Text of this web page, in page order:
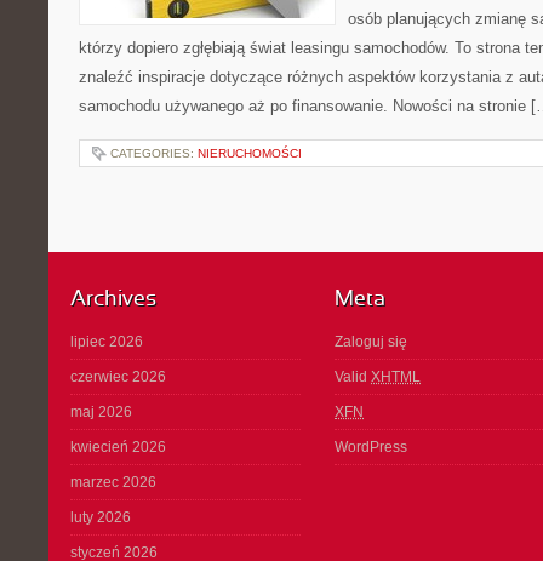
osób planujących zmianę
którzy dopiero zgłębiają świat leasingu samochodów. To strona
znaleźć inspiracje dotyczące różnych aspektów korzystania z
samochodu używanego aż po finansowanie. Nowości na stronie
CATEGORIES: NIERUCHOMOŚCI
Archives
lipiec 2026
czerwiec 2026
maj 2026
kwiecień 2026
marzec 2026
luty 2026
styczeń 2026
Meta
Zaloguj się
Valid XHTML
XFN
WordPress